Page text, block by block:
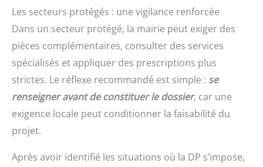
Les secteurs protégés : une vigilance renforcée
Dans un secteur protégé, la mairie peut exiger des
pièces complémentaires, consulter des services
spécialisés et appliquer des prescriptions plus
strictes. Le réflexe recommandé est simple : se
renseigner avant de constituer le dossier, car une
exigence locale peut conditionner la faisabilité du
projet.
Après avoir identifié les situations où la DP s’impose,